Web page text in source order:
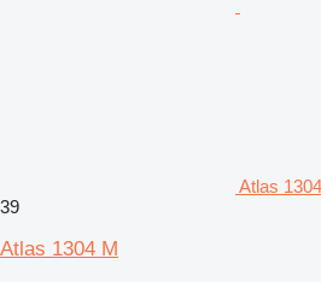
Atlas
39
Atlas 1304 M